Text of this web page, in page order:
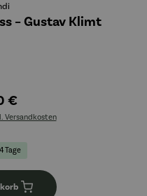
– Gustav Klimt
€
Versandkosten
Tage